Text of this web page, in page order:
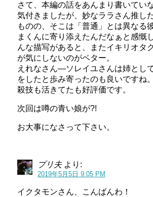
さて、本編の話をあんまり書いてい
気付きましたが、妙なララさん推し
ものの、そこは「普通」とは異なる
まくんに寄り添えたんだなぁと感慨
んな描写があると、またイキリオタ
が気にしないのがベター。
えれなさん―ソレイユさんは姉とし
をしたと歩み寄ったのも良いですね
殺技も活きてたも好評価です。
次回は噂の青い娘が?!
お大事になさって下さい。
プリ夫 より:
2019年5月5日 9:05 PM
イクタモンさん、こんばんわ！